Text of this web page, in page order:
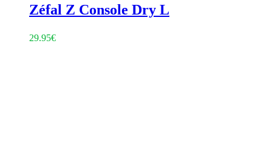
Zéfal Z Console Dry L
29.95€